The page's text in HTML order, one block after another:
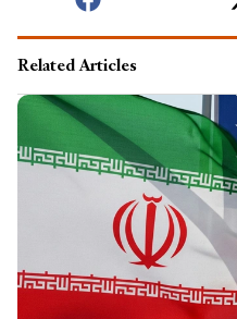
Related Articles